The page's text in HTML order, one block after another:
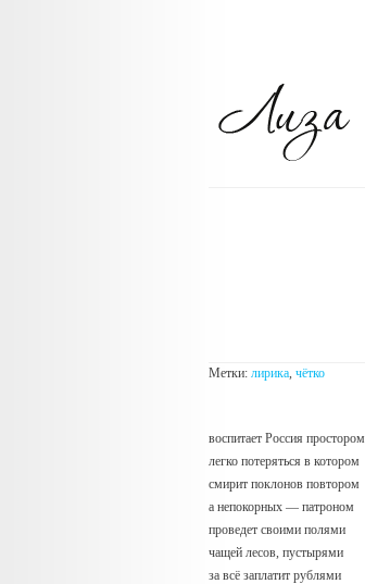
Метки: лирика, чётко
воспитает Россия простором
легко потеряться в котором
смирит поклонов повтором
а непокорных — патроном
проведет своими полями
чащей лесов, пустырями
за всё заплатит рублями